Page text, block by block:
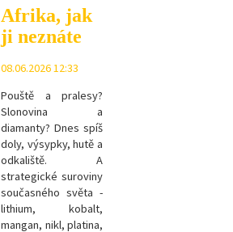
Afrika, jak
ji neznáte
08.06.2026 12:33
Pouště a pralesy?
Slonovina a
diamanty? Dnes spíš
doly, výsypky, hutě a
odkaliště. A
strategické suroviny
současného světa -
lithium, kobalt,
mangan, nikl, platina,